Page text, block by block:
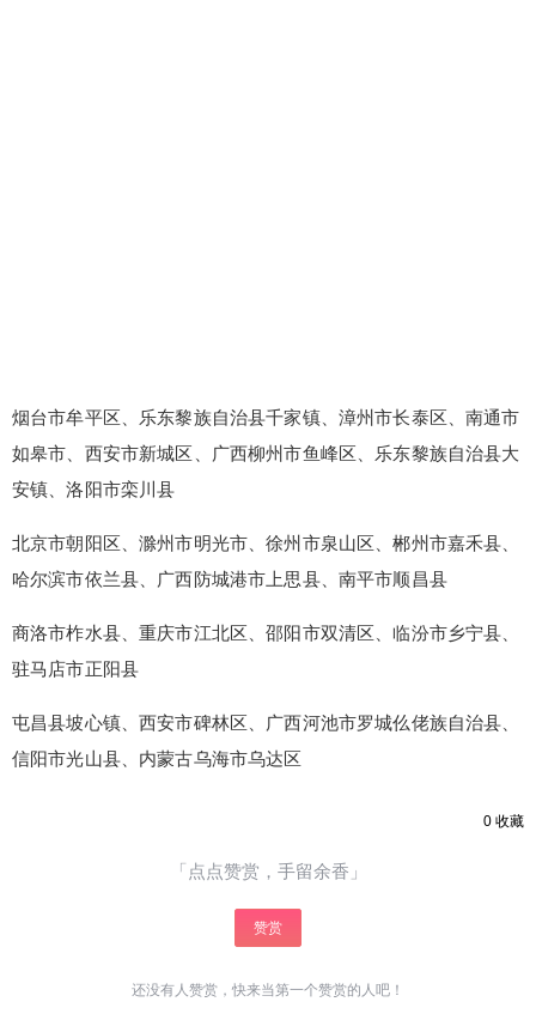
烟台市牟平区、乐东黎族自治县千家镇、漳州市长泰区、南通市
如皋市、西安市新城区、广西柳州市鱼峰区、乐东黎族自治县大
安镇、洛阳市栾川县
北京市朝阳区、滁州市明光市、徐州市泉山区、郴州市嘉禾县、
哈尔滨市依兰县、广西防城港市上思县、南平市顺昌县
商洛市柞水县、重庆市江北区、邵阳市双清区、临汾市乡宁县、
驻马店市正阳县
屯昌县坡心镇、西安市碑林区、广西河池市罗城仫佬族自治县、
信阳市光山县、内蒙古乌海市乌达区
0 收藏
「点点赞赏，手留余香」
赞赏
还没有人赞赏，快来当第一个赞赏的人吧！